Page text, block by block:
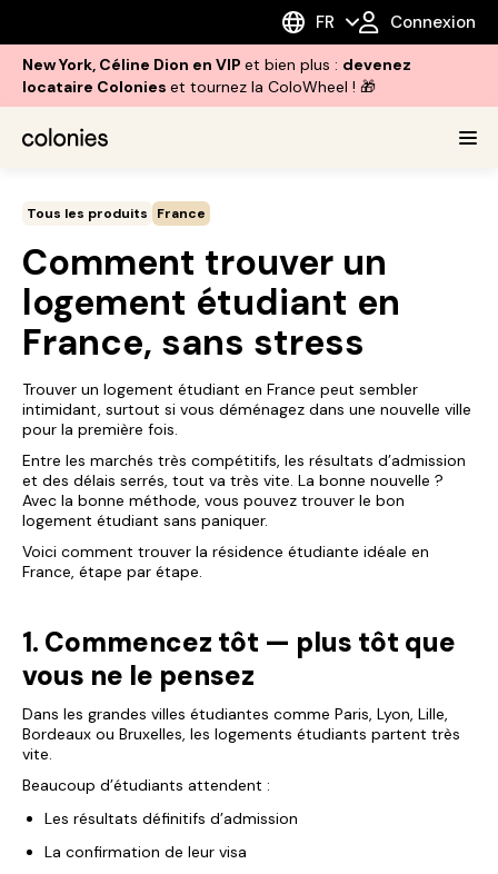
FR Connexion
New York, Céline Dion en VIP et bien plus : devenez
locataire Colonies et tournez la ColoWheel ! 🎁
Tous les produits France
Comment trouver un
logement étudiant en
France, sans stress
Trouver un logement étudiant en France peut sembler
intimidant, surtout si vous déménagez dans une nouvelle ville
pour la première fois.
Entre les marchés très compétitifs, les résultats d’admission
et des délais serrés, tout va très vite. La bonne nouvelle ?
Avec la bonne méthode, vous pouvez trouver le bon
logement étudiant sans paniquer.
Voici comment trouver la résidence étudiante idéale en
France, étape par étape.
1. Commencez tôt — plus tôt que
vous ne le pensez
Dans les grandes villes étudiantes comme Paris, Lyon, Lille,
Bordeaux ou Bruxelles, les logements étudiants partent très
vite.
Beaucoup d’étudiants attendent :
Les résultats définitifs d’admission
La confirmation de leur visa